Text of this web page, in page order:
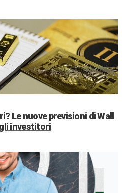
Le nuove previsioni di Wall
investitori